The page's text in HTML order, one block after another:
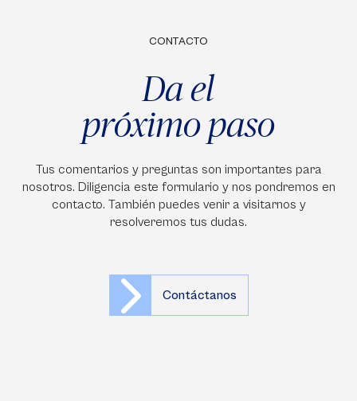
CONTACTO
Da el
próximo paso
Tus comentarios y preguntas son importantes para
nosotros. Diligencia este formulario y nos pondremos en
contacto. También puedes venir a visitarnos y
resolveremos tus dudas.
Contáctanos